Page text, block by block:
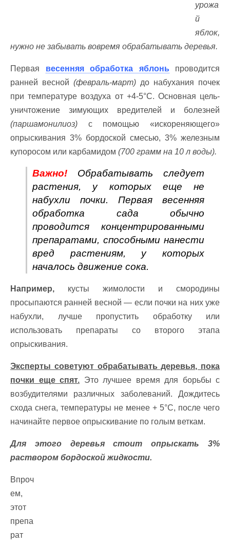
урожа
й
яблок,
нужно не забывать вовремя обрабатывать деревья.
Первая весенняя обработка яблоньпроводится
ранней весной (февраль-март) до набухания почек
при температуре воздуха от +4-5°C. Основная цель-
уничтожение зимующих вредителей и болезней
(паршамонилиоз) с помощью «искореняющего»
опрыскивания 3% бордоской смесью, 3% железным
купоросом или карбамидом (700 грамм на 10 л воды).
Важно! Обрабатывать следует
растения, у которых еще не
набухли почки. Первая весенняя
обработка сада обычно
проводится концентрированными
препаратами, способными нанести
вред растениям, у которых
началось движение сока.
Например, кусты жимолости и смородины
просыпаются ранней весной — если почки на них уже
набухли, лучше пропустить обработку или
использовать препараты со второго этапа
опрыскивания.
Эксперты советуют обрабатывать деревья, пока
почки еще спят. Это лучшее время для борьбы с
возбудителями различных заболеваний. Дождитесь
схода снега, температуры не менее + 5°С, после чего
начинайте первое опрыскивание по голым веткам.
Для этого деревья стоит опрыскать 3%
раствором бордоской жидкости.
Впроч
ем,
этот
препа
рат